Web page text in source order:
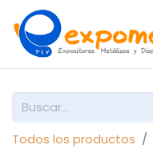
Todos los productos